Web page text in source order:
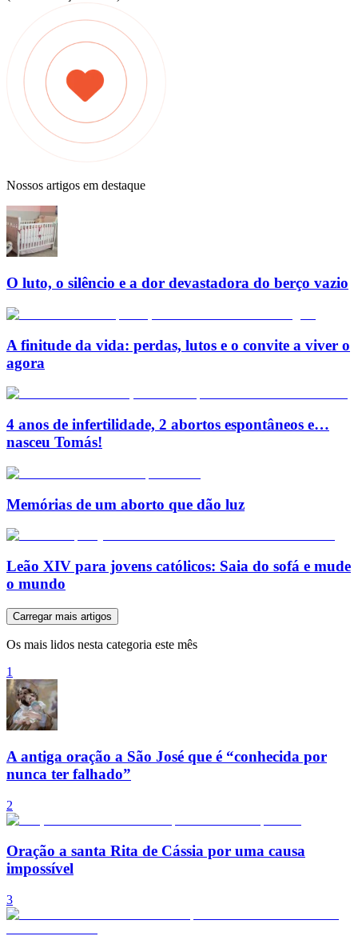
Nossos artigos em destaque
O luto, o silêncio e a dor devastadora do berço vazio
A finitude da vida: perdas, lutos e o convite a viver o
agora
4 anos de infertilidade, 2 abortos espontâneos e…
nasceu Tomás!
Memórias de um aborto que dão luz
Leão XIV para jovens católicos: Saia do sofá e mude
o mundo
Carregar mais artigos
Os mais lidos nesta categoria este mês
1
A antiga oração a São José que é “conhecida por
nunca ter falhado”
2
Oração a santa Rita de Cássia por uma causa
impossível
3